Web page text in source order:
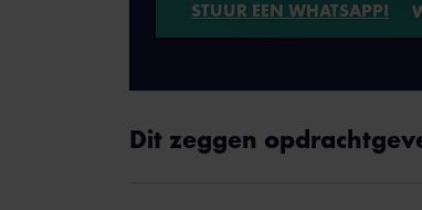
STUUR EEN WHATSAPP!
Dit zeggen